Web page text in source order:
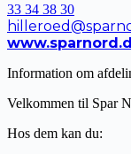
33 34 38 30
Information om
Velkommen til Spar
Hos dem kan du: